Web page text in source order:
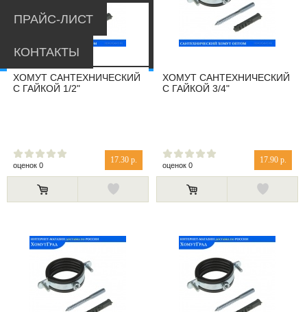
ПРАЙС-ЛИСТ
КОНТАКТЫ
ХОМУТ САНТЕХНИЧЕСКИЙ
С ГАЙКОЙ 1/2"
17.30 р.
оценок 0
ХОМУТ САНТЕХНИЧЕСКИЙ
С ГАЙКОЙ 3/4"
17.90 р.
оценок 0